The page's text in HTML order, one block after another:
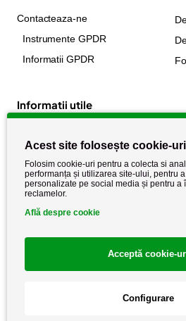
Contacteaza-ne
Instrumente GPDR
Informatii GPDR
Informatii utile
Despre noi
Stiri si noutati
Politica de cookie
Acest site folosește cookie-uri
Folosim cookie-uri pentru a colecta si
performanța și utilizarea site-ului, pentru
personalizate pe social media și pentru a
reclamelor.
Află despre cookie
Acceptă cookie-
Configurare